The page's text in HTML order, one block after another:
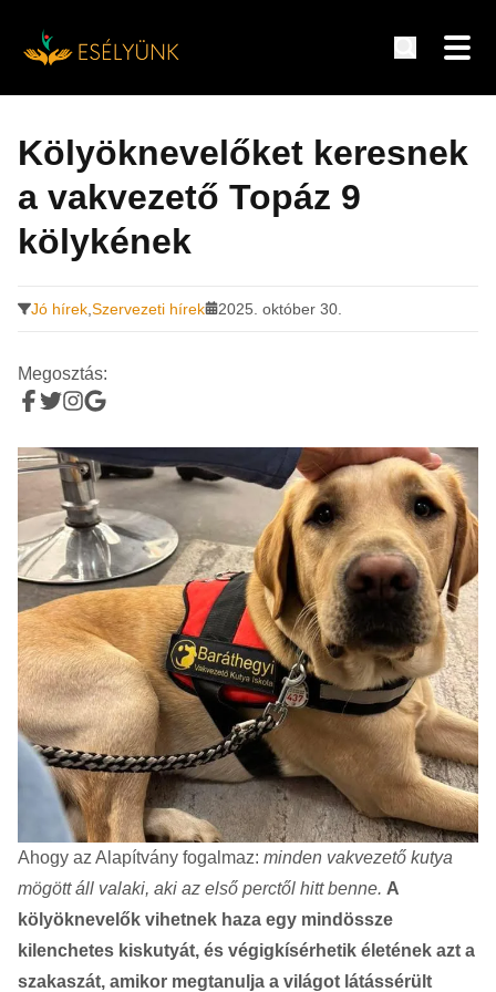
tartalomra
Kölyöknevelőket keresnek
a vakvezető Topáz 9
kölykének
Jó hírek Szervezeti hírek 2025. október 30.
Megosztás:
Ahogy az Alapítvány fogalmaz: minden vakvezető kutya
mögött áll valaki, aki az első perctől hitt benne. A
kölyöknevelők vihetnek haza egy mindössze
kilenchetes kiskutyát, és végigkísérhetik életének azt a
szakaszát, amikor megtanulja a világot látássérült